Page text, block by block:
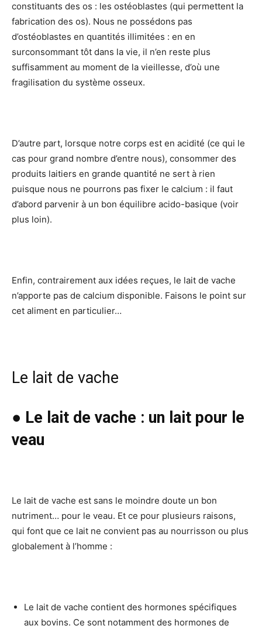
constituants des os : les ostéoblastes (qui permettent la
fabrication des os). Nous ne possédons pas
d’ostéoblastes en quantités illimitées : en en
surconsommant tôt dans la vie, il n’en reste plus
suffisamment au moment de la vieillesse, d’où une
fragilisation du système osseux.
D’autre part, lorsque notre corps est en acidité (ce qui le
cas pour grand nombre d’entre nous), consommer des
produits laitiers en grande quantité ne sert à rien
puisque nous ne pourrons pas fixer le calcium : il faut
d’abord parvenir à un bon équilibre acido-basique (voir
plus loin).
Enfin, contrairement aux idées reçues, le lait de vache
n’apporte pas de calcium disponible. Faisons le point sur
cet aliment en particulier…
Le lait de vache
● Le lait de vache : un lait pour le
veau
Le lait de vache est sans le moindre doute un bon
nutriment… pour le veau. Et ce pour plusieurs raisons,
qui font que ce lait ne convient pas au nourrisson ou plus
globalement à l’homme :
Le lait de vache contient des hormones spécifiques
aux bovins. Ce sont notamment des hormones de